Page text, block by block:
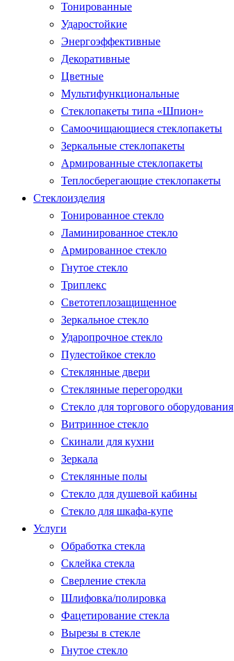
Тонированные
Ударостойкие
Энергоэффективные
Декоративные
Цветные
Мультифункциональные
Стеклопакеты типа «Шпион»
Самоочищающиеся стеклопакеты
Зеркальные стеклопакеты
Армированные стеклопакеты
Теплосберегающие стеклопакеты
Стеклоизделия
Тонированное стекло
Ламинированное стекло
Армированное стекло
Гнутое стекло
Триплекс
Светотеплозащищенное
Зеркальное стекло
Ударопрочное стекло
Пулестойкое стекло
Стеклянные двери
Стеклянные перегородки
Стекло для торгового оборудования
Витринное стекло
Скинали для кухни
Зеркала
Стеклянные полы
Стекло для душевой кабины
Стекло для шкафа-купе
Услуги
Обработка стекла
Склейка стекла
Сверление стекла
Шлифовка/полировка
Фацетирование стекла
Вырезы в стекле
Гнутое стекло